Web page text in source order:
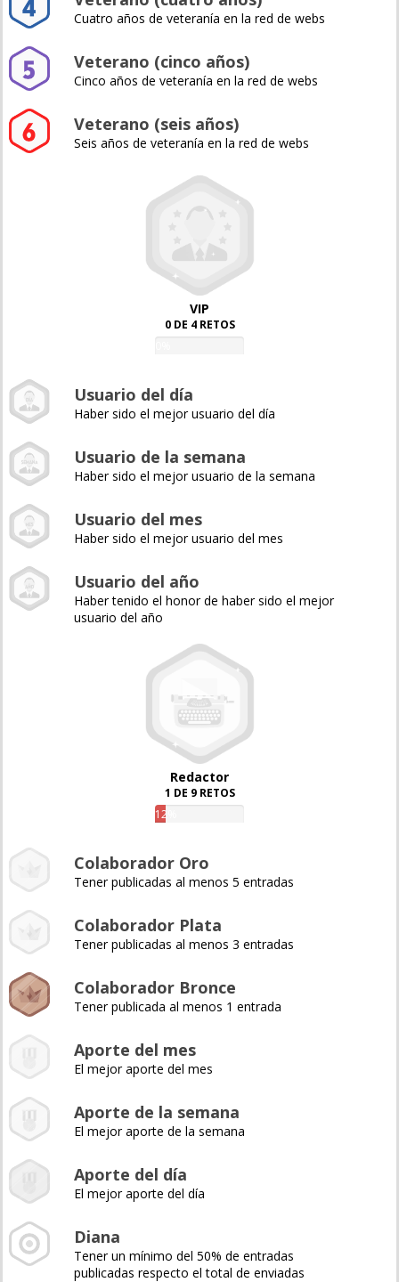
Cuatro años de veteranía en la red de webs
Veterano (cinco años)
Cinco años de veteranía en la red de webs
Veterano (seis años)
Seis años de veteranía en la red de webs
VIP
0 DE 4 RETOS
Usuario del día
Haber sido el mejor usuario del día
Usuario de la semana
Haber sido el mejor usuario de la semana
Usuario del mes
Haber sido el mejor usuario del mes
Usuario del año
Haber tenido el honor de haber sido el mejor
usuario del año
Redactor
1 DE 9 RETOS
12%
Colaborador Oro
Tener publicadas al menos 5 entradas
Colaborador Plata
Tener publicadas al menos 3 entradas
Colaborador Bronce
Tener publicada al menos 1 entrada
Aporte del mes
El mejor aporte del mes
Aporte de la semana
El mejor aporte de la semana
Aporte del día
El mejor aporte del día
Diana
Tener un mínimo del 50% de entradas
publicadas respecto el total de enviadas